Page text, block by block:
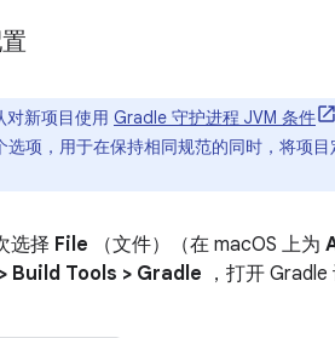
新项目使用 Gradle 守护进程 JVM 条件
项，用于在保持相同规范的同时，将项
选择 File （文件）（在 macOS 上为
Build Tools > Gradle ，打开 Gradle